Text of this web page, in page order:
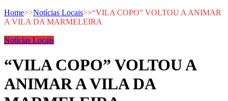
Home>>Notícias Locais>>“VILA COPO” VOLTOU A ANIMAR
A VILA DA MARMELEIRA
Notícias Locais
“VILA COPO” VOLTOU A
ANIMAR A VILA DA